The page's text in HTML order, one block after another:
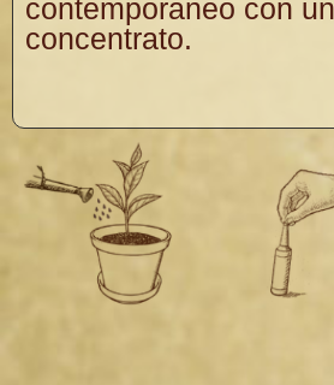
contemporaneo con
concentrato.